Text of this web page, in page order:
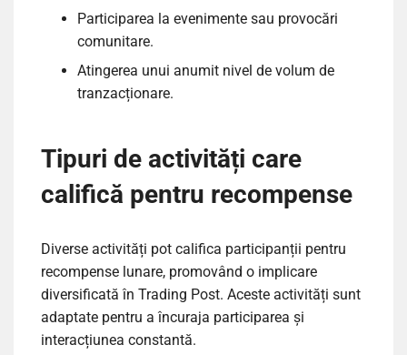
Participarea la evenimente sau provocări
comunitare.
Atingerea unui anumit nivel de volum de
tranzacționare.
Tipuri de activități care
califică pentru recompense
Diverse activități pot califica participanții pentru
recompense lunare, promovând o implicare
diversificată în Trading Post. Aceste activități sunt
adaptate pentru a încuraja participarea și
interacțiunea constantă.